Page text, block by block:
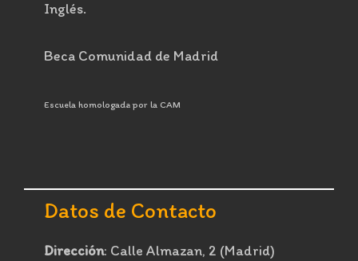
Inglés.
Beca Comunidad de Madrid
Escuela homologada por la CAM
Datos de Contacto
Dirección: Calle Almazan, 2 (Madrid)